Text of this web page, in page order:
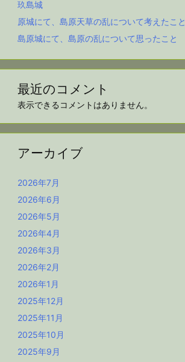
玖島城
原城にて、島原天草の乱について考えたこと
島原城にて、島原の乱について思ったこと
最近のコメント
表示できるコメントはありません。
アーカイブ
2026年7月
2026年6月
2026年5月
2026年4月
2026年3月
2026年2月
2026年1月
2025年12月
2025年11月
2025年10月
2025年9月